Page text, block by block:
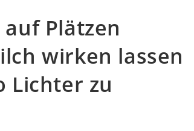
Plätzen
wirken lassen
Lichter zu